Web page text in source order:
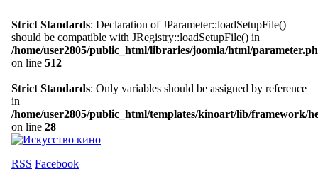
Strict Standards: Declaration of JParameter::loadSetupFile()
should be compatible with JRegistry::loadSetupFile() in
/home/user2805/public_html/libraries/joomla/html/
on line 512
Strict Standards: Only variables should be assigned by reference
in
/home/user2805/public_html/templates/kinoart/lib/framework/
on line 28
RSS Facebook